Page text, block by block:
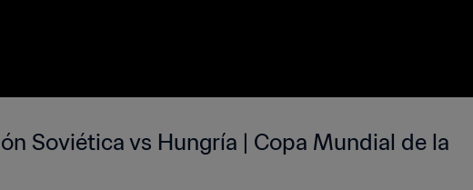
Soviética vs Hungría | Copa Mundial de la